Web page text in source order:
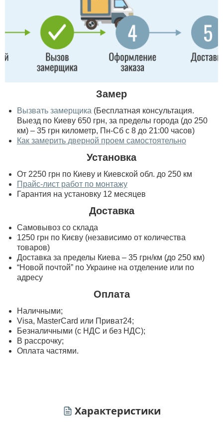
Замер
Вызвать замерщика (Бесплатная консультация.
Выезд по Киеву 650 грн, за пределы города (до 250
км) – 35 грн километр, Пн-Сб с 8 до 21:00 часов)
Как замерить дверной проем самостоятельно
Установка
От 2250 грн по Киеву и Киевской обл. до 250 км
Прайс-лист работ по монтажу
Гарантия на установку 12 месяцев
Доставка
Самовывоз со склада
1250 грн по Києву (независимо от количества
товаров)
Доставка за пределы Киева – 35 грн/км (до 250 км)
“Новой почтой” по Украине на отделение или по
адресу
Оплата
Наличными;
Visa, MasterСard или Приват24;
Безналичными (с НДС и без НДС);
В рассрочку;
Оплата частями.
Характеристики